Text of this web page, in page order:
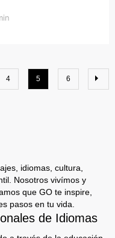
4 5 6
idiomas, cultura,
Nosotros vivímos y
que GO te inspire,
pasos en tu vida.
de Idiomas